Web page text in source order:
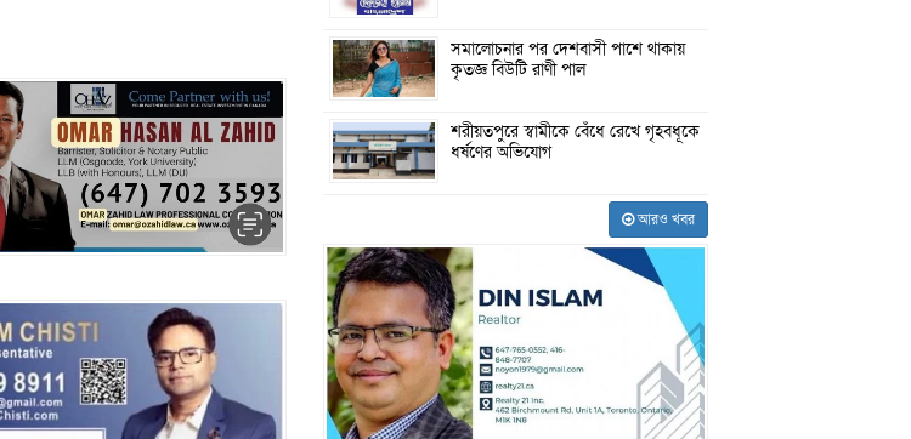
সমালোচনার পর দেশবাসী পাশে থাকায়
কৃতজ্ঞ বিউটি রাণী পাল
শরীয়তপুরে স্বামীকে বেঁধে রেখে গৃহবধূকে
ধর্ষণের অভিযোগ
আরও খবর